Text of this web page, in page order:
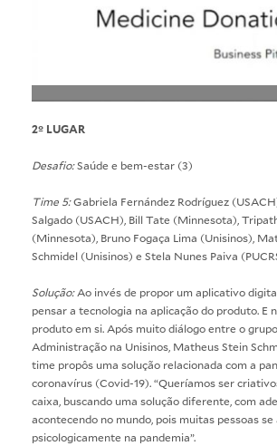
2º LUGAR
Desafio:Saúde e bem-estar (3)
Time 5:Gabriela Fernández Rodríguez
Salgado (USACH), Bill Tate (Minnesota),
(Minnesota), Bruno Fogaça Lima (Unisinos),
Schmidel (Unisinos) e Stela Nunes Paiva
Solução:Ao invés de propor um aplicativo
pensar a tecnologia na aplicação do produto. E
produto em si. Após muito diálogo entre o
Administração na Unisinos, Matheus Stein
time propôs uma solução relacionada com a
coronavírus (Covid-19). “Queríamos ser
caixa, buscando uma solução diferente, com
acontecendo no mundo, pois muitas pessoas
psicologicamente na pandemia”.